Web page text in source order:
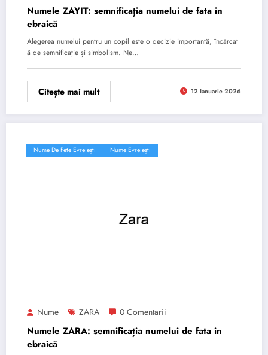
Numele ZAYIT: semnificația numelui de fata in
ebraică
Alegerea numelui pentru un copil este o decizie importantă, încărcat
ă de semnificație și simbolism. Ne…
Citește mai mult 12 Ianuarie 2026
Nume De Fete Evreiești Nume Evreiești
Nume ZARA 0 Comentarii
Numele ZARA: semnificația numelui de fata in
ebraică